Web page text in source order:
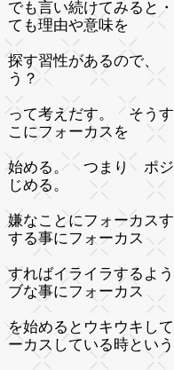
でも言い続けてみると
ても理由や意味を
探す習性があるので、
う？
って考えだす。 そうす
こにフォーカスを
始める。 つまり ポジ
じめる。
嫌なことにフォーカス
する事にフォーカス
すればイライラするよ
ブな事にフォーカス
を始めるとウキウキし
ーカスしている時とい